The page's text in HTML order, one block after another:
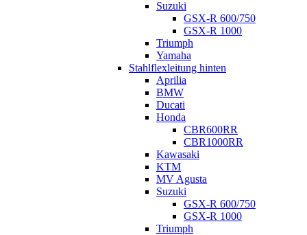
Suzuki
GSX-R 600/750
GSX-R 1000
Triumph
Yamaha
Stahlflexleitung hinten
Aprilia
BMW
Ducati
Honda
CBR600RR
CBR1000RR
Kawasaki
KTM
MV Agusta
Suzuki
GSX-R 600/750
GSX-R 1000
Triumph